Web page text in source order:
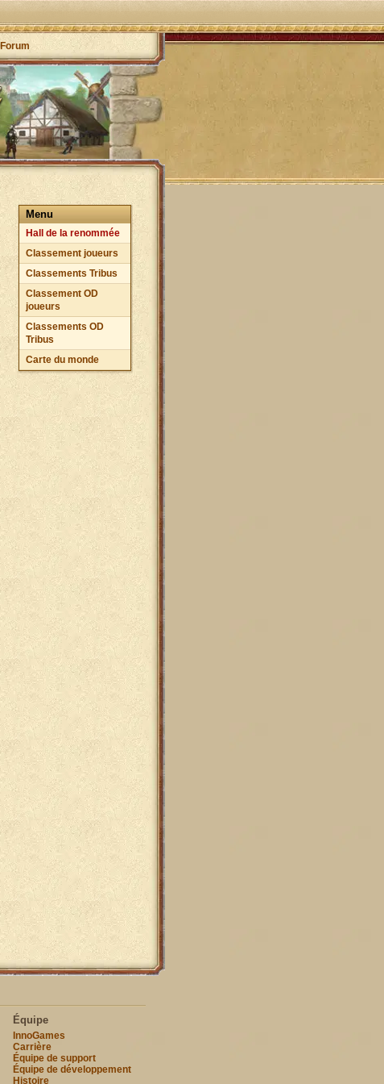
Forum
Menu
Hall de la renommée
Classement joueurs
Classements Tribus
Classement OD
joueurs
Classements OD
Tribus
Carte du monde
Équipe
InnoGames
Carrière
Équipe de support
Équipe de développement
Histoire